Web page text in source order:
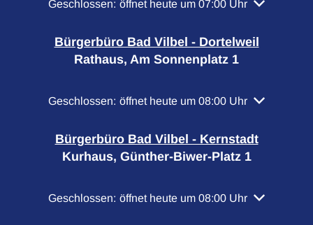
Klicken, um weitere Öffnungs- oder Schließzeiten
Geschlossen: öffnet heute um 07:00 Uhr
Bürgerbüro Bad Vilbel - Dortelweil
Rathaus, Am Sonnenplatz 1
Klicken, um weitere Öffnungs- oder Schließzeiten
Geschlossen: öffnet heute um 08:00 Uhr
Bürgerbüro Bad Vilbel - Kernstadt
Kurhaus, Günther-Biwer-Platz 1
Klicken, um weitere Öffnungs- oder Schließzeiten
Geschlossen: öffnet heute um 08:00 Uhr